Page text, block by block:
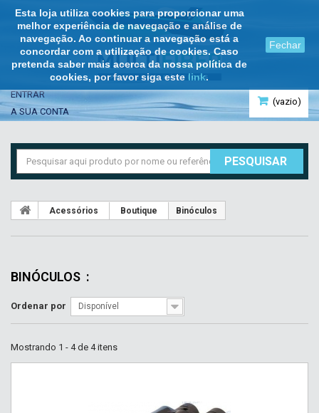
Esta loja utiliza cookies para proporcionar uma
melhor experiência de navegação e análise de
navegação. Ao continuar a navegação está a
concordar com a utilização de cookies. Caso
pretenda saber mais acerca da nossa política de
cookies, por favor siga este link.
Fechar
(vazio)
ENTRAR
A SUA CONTA
PESQUISAR
Acessórios Boutique Binóculos
BINÓCULOS :
Ordenar por Disponível
Mostrando 1 - 4 de 4 itens